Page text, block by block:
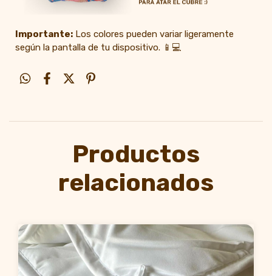
Importante: Los colores pueden variar ligeramente
según la pantalla de tu dispositivo. 📱💻
Productos
relacionados